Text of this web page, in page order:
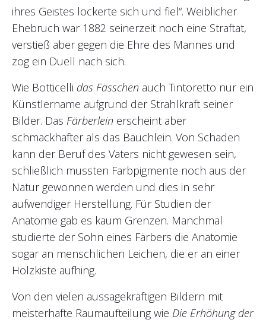
ihres Geistes lockerte sich und fiel“. Weiblicher
Ehebruch war 1882 seinerzeit noch eine Straftat,
verstieß aber gegen die Ehre des Mannes und
zog ein Duell nach sich.
Wie Botticelli das Fässchen auch Tintoretto nur ein
Künstlername aufgrund der Strahlkraft seiner
Bilder. Das Färberlein erscheint aber
schmackhafter als das Bäuchlein. Von Schaden
kann der Beruf des Vaters nicht gewesen sein,
schließlich mussten Farbpigmente noch aus der
Natur gewonnen werden und dies in sehr
aufwendiger Herstellung. Für Studien der
Anatomie gab es kaum Grenzen. Manchmal
studierte der Sohn eines Färbers die Anatomie
sogar an menschlichen Leichen, die er an einer
Holzkiste aufhing.
Von den vielen aussagekräftigen Bildern mit
meisterhafte Raumaufteilung wie Die Erhöhung der